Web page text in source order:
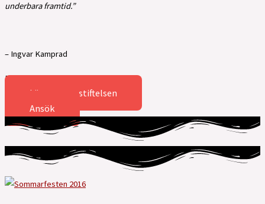
underbara framtid.”
– Ingvar Kamprad
En möbelhandlares testamente 1976
Läs mer om stiftelsen
Ansök